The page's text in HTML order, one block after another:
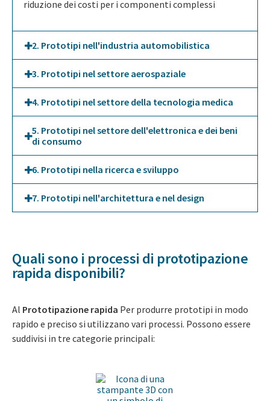
riduzione dei costi per i componenti complessi
2. Prototipi nell'industria automobilistica
3. Prototipi nel settore aerospaziale
4. Prototipi nel settore della tecnologia medica
5. Prototipi nel settore dell'elettronica e dei beni
di consumo
6. Prototipi nella ricerca e sviluppo
7. Prototipi nell'architettura e nel design
Quali sono i processi di prototipazione
rapida disponibili?
Al Prototipazione rapida Per produrre prototipi in modo
rapido e preciso si utilizzano vari processi. Possono essere
suddivisi in tre categorie principali: